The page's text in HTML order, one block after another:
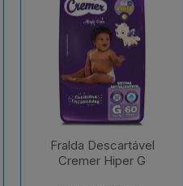
Fralda Descartável
Cremer Hiper M